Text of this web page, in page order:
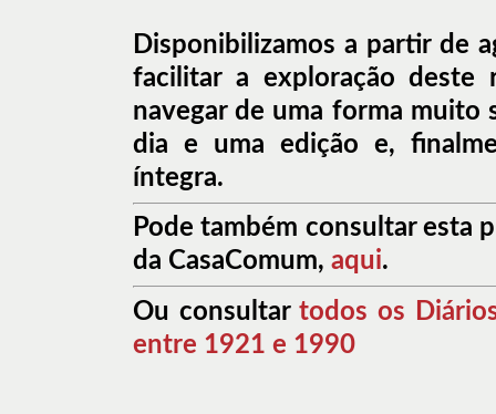
Disponibilizamos a partir de
facilitar a exploração deste
navegar de uma forma muito
dia e uma edição e,
íntegra.
Pode também consultar esta
da CasaComum, aqui.
Ou consultartodos os
entre 1921 e 1990